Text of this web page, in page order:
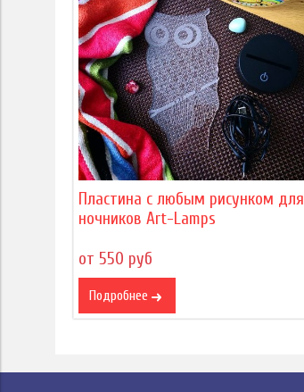
Пластина с любым рисунком для
ночников Art-Lamps
от 550 руб
Подробнее